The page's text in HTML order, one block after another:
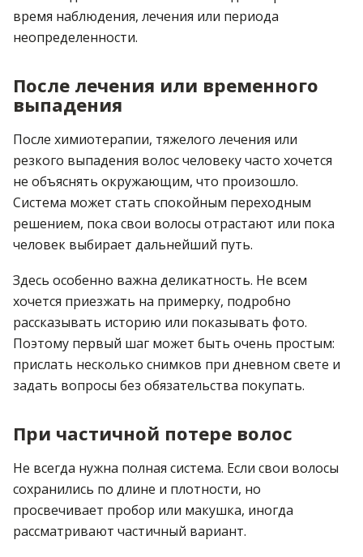
время наблюдения, лечения или периода
неопределенности.
После лечения или временного
выпадения
После химиотерапии, тяжелого лечения или
резкого выпадения волос человеку часто хочется
не объяснять окружающим, что произошло.
Система может стать спокойным переходным
решением, пока свои волосы отрастают или пока
человек выбирает дальнейший путь.
Здесь особенно важна деликатность. Не всем
хочется приезжать на примерку, подробно
рассказывать историю или показывать фото.
Поэтому первый шаг может быть очень простым:
прислать несколько снимков при дневном свете и
задать вопросы без обязательства покупать.
При частичной потере волос
Не всегда нужна полная система. Если свои волосы
сохранились по длине и плотности, но
просвечивает пробор или макушка, иногда
рассматривают частичный вариант.